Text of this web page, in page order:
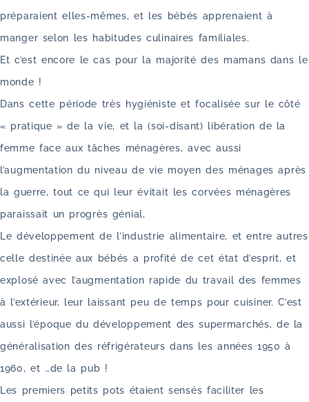
préparaient elles-mêmes, et les bébés apprenaient à
manger selon les habitudes culinaires familiales.
Et c’est encore le cas pour la majorité des mamans dans le
monde !
Dans cette période très hygiéniste et focalisée sur le côté
« pratique » de la vie, et la (soi-disant) libération de la
femme face aux tâches ménagères, avec aussi
l’augmentation du niveau de vie moyen des ménages après
la guerre, tout ce qui leur évitait les corvées ménagères
paraissait un progrès génial,
Le développement de l’industrie alimentaire, et entre autres
celle destinée aux bébés a profité de cet état d’esprit, et
explosé avec l’augmentation rapide du travail des femmes
à l’extérieur, leur laissant peu de temps pour cuisiner. C’est
aussi l’époque du développement des supermarchés, de la
généralisation des réfrigérateurs dans les années 1950 à
1960, et …de la pub !
Les premiers petits pots étaient sensés faciliter les